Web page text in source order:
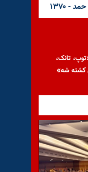
- ۱۳۷۰
تانک،
کشته شه»
که توسط